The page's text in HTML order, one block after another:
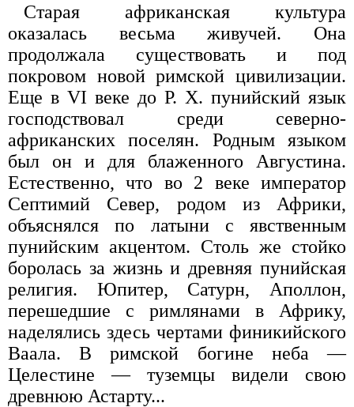
Старая африканская культура
оказалась весьма живучей. Она
продолжала существовать и под
покровом новой римской цивилизации.
Еще в VI веке до Р. X. пунийский язык
господствовал среди северно-
африканских поселян. Родным языком
был он и для блаженного Августина.
Естественно, что во 2 веке император
Септимий Север, родом из Африки,
объяснялся по латыни с явственным
пунийским акцентом. Столь же стойко
боролась за жизнь и древняя пунийская
религия. Юпитер, Сатурн, Аполлон,
перешедшие с римлянами в Африку,
наделялись здесь чертами финикийского
Ваала. В римской богине неба —
Целестине — туземцы видели свою
древнюю Астарту...